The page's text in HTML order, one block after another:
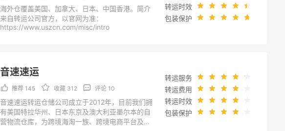
海外仓覆盖美国、加拿大、日本、中国香港。简介
来自转运公司官方，以官网为准：
https://www.uszcn.com/misc/intro
转运时效
包装保护
音速速运
推荐 145 收藏 312 评论 10
音速速运转运仓储公司成立于2012年，目前我们拥
有美国特拉华州、日本东京及澳大利亚墨尔本的自
营物流仓库，为跨境海淘一族、跨境电商平台及各
转运服务
转运费用
转运时效
包装保护